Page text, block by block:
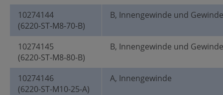
10274144
(6220-ST-M8-70-B)
B, Innengewinde und
10274145
(6220-ST-M8-80-B)
B, Innengewinde und
10274146
(6220-ST-M10-25-A)
A, Innengewinde